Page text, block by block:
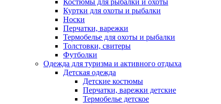
Костюмы для рыбалки и охоты
Куртки для охоты и рыбалки
Носки
Перчатки, варежки
Термобелье для охоты и рыбалки
Толстовки, свитеры
Футболки
Одежда для туризма и активного отдыха
Детская одежда
Детские костюмы
Перчатки, варежки детские
Термобелье детское